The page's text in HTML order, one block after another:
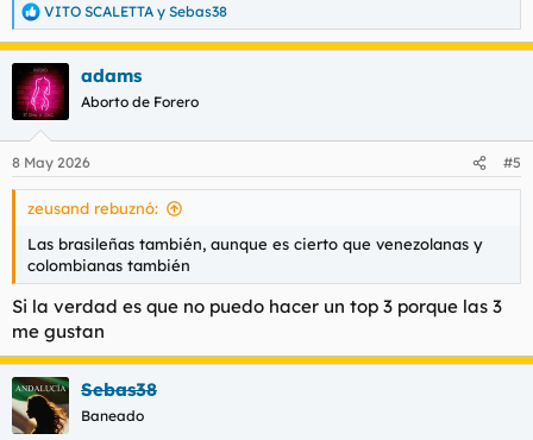
R
e
a
c
c
i
e
s
VITO SCALETTA y Sebas38
adams
Aborto de Forero
8 May 2026 #5
zeusand rebuznó:
Las brasileñas también, aunque es cierto que venezolanas y
colombianas también
Si la verdad es que no puedo hacer un top 3 porque las 3
me gustan
Sebas38
Baneado